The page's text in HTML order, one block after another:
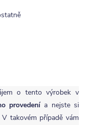
o tento výrobek v
provedenía nejste si
takovém případě vám